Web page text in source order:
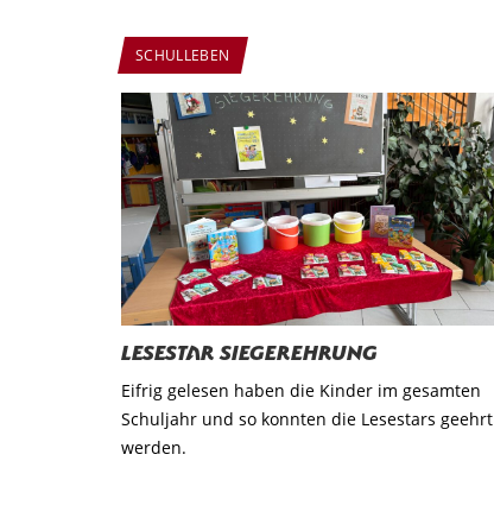
SCHULLEBEN
Lesestar Siegerehrung
Eifrig gelesen haben die Kinder im gesamten
Schuljahr und so konnten die Lesestars geehrt
werden.